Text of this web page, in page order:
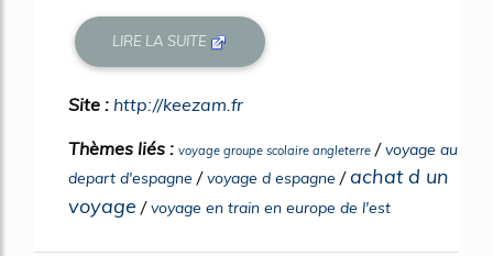
LIRE LA SUITE
Site : http://keezam.fr
Thèmes liés : voyage groupe scolaire angleterre /voyage au
depart d'espagne /voyage d espagne /achat d un
voyage /voyage en train en europe de l'est